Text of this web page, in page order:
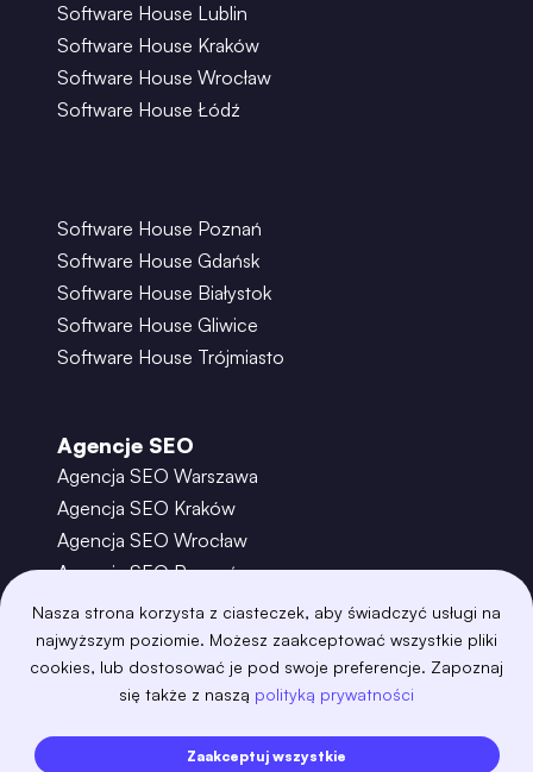
Nasza strona korzysta z ciasteczek, aby świadczyć usługi na
najwyższym poziomie. Możesz zaakceptować wszystkie pliki
cookies, lub dostosować je pod swoje preferencje. Zapoznaj
się także z naszą polityką prywatności
Zaakceptuj wszystkie
Software House Lublin
Software House Kraków
Software House Wrocław
Software House Łódź
Software House Poznań
Software House Gdańsk
Software House Białystok
Software House Gliwice
Software House Trójmiasto
Agencje SEO
Agencja SEO Warszawa
Agencja SEO Kraków
Agencja SEO Wrocław
Agencja SEO Poznań
Agencja SEO Gdańsk
Agencja SEO Toruń